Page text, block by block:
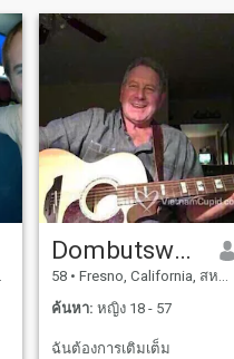
Dombutsweet
58 • Fresno, California, สหรัฐอเมริกา
ค้นหา: หญิง 18 - 57
ฉันต้องการเติมเต็ม